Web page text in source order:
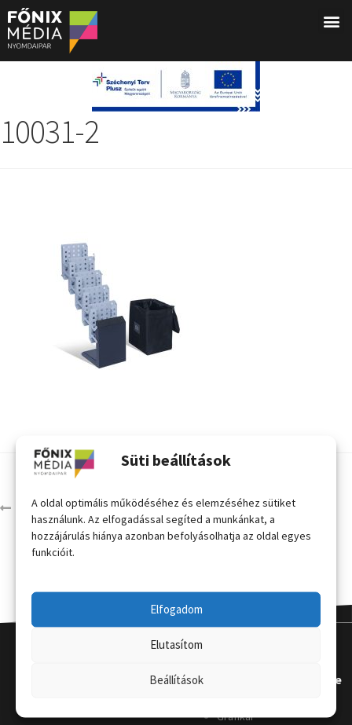
Süti beállítások
A oldal optimális működéséhez és elemzéséhez sütiket
használunk. Az elfogadással segíted a munkánkat, a
hozzájárulás hiánya azonban befolyásolhatja az oldal egyes
funkcióit.
Elfogadom
Elutasítom
Beállítások
10031-2
Cross állvány táskával
Kapcsola
Hasznos
Grafikai
Terméke